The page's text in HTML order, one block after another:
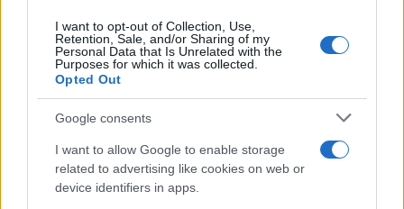
I want to opt-out of Collection, Use,
Retention, Sale, and/or Sharing of my
Personal Data that Is Unrelated with the
Purposes for which it was collected.
Opted Out
Google consents
I want to allow Google to enable storage
related to advertising like cookies on web or
device identifiers in apps.